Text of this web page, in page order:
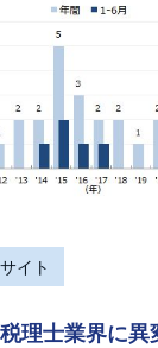
イト
理士業界に